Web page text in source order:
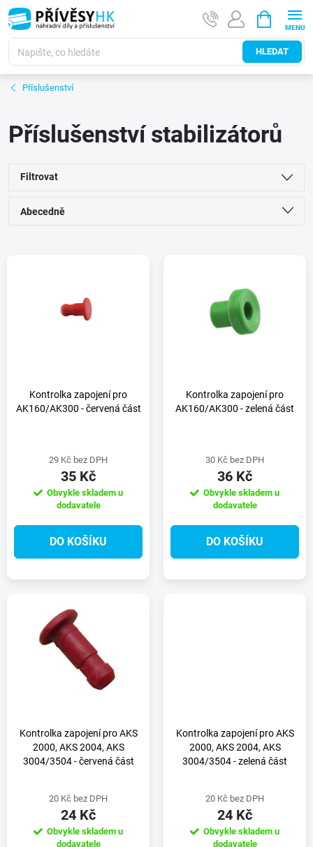
Přejít
na
obsah
HLEDAT
NÁKUPNÍ
KOŠÍK
Příslušenství
Příslušenství stabilizátorů
Filtrovat
Ř
p
d
u
Abecedně
Nejprodávanější
s
u
Kontrolka zapojení pro
AK160/AK300 - červená část
29 Kč bez DPH
35 Kč
Obvykle skladem u
dodavatele
DO KOŠÍKU
Kontrolka zapojení pro
AK160/AK300 - zelená část
30 Kč bez DPH
36 Kč
Obvykle skladem u
dodavatele
DO KOŠÍKU
Kontrolka zapojení pro AKS
2000, AKS 2004, AKS
3004/3504 - červená část
20 Kč bez DPH
24 Kč
Obvykle skladem u
dodavatele
Kontrolka zapojení pro AKS
2000, AKS 2004, AKS
3004/3504 - zelená část
20 Kč bez DPH
24 Kč
Obvykle skladem u
dodavatele